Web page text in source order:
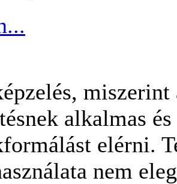
miszerint
alkalmas
elérni.
nem